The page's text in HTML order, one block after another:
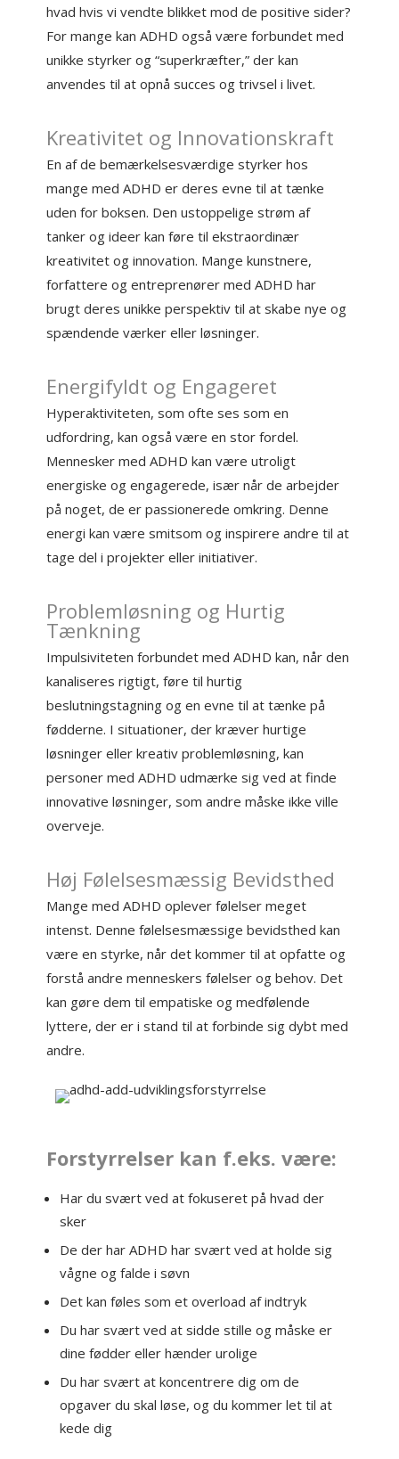
hvad hvis vi vendte blikket mod de positive sider?
For mange kan ADHD også være forbundet med
unikke styrker og “superkræfter,” der kan
anvendes til at opnå succes og trivsel i livet.
Kreativitet og Innovationskraft
En af de bemærkelsesværdige styrker hos
mange med ADHD er deres evne til at tænke
uden for boksen. Den ustoppelige strøm af
tanker og ideer kan føre til ekstraordinær
kreativitet og innovation. Mange kunstnere,
forfattere og entreprenører med ADHD har
brugt deres unikke perspektiv til at skabe nye og
spændende værker eller løsninger.
Energifyldt og Engageret
Hyperaktiviteten, som ofte ses som en
udfordring, kan også være en stor fordel.
Mennesker med ADHD kan være utroligt
energiske og engagerede, især når de arbejder
på noget, de er passionerede omkring. Denne
energi kan være smitsom og inspirere andre til at
tage del i projekter eller initiativer.
Problemløsning og Hurtig
Tænkning
Impulsiviteten forbundet med ADHD kan, når den
kanaliseres rigtigt, føre til hurtig
beslutningstagning og en evne til at tænke på
fødderne. I situationer, der kræver hurtige
løsninger eller kreativ problemløsning, kan
personer med ADHD udmærke sig ved at finde
innovative løsninger, som andre måske ikke ville
overveje.
Høj Følelsesmæssig Bevidsthed
Mange med ADHD oplever følelser meget
intenst. Denne følelsesmæssige bevidsthed kan
være en styrke, når det kommer til at opfatte og
forstå andre menneskers følelser og behov. Det
kan gøre dem til empatiske og medfølende
lyttere, der er i stand til at forbinde sig dybt med
andre.
Forstyrrelser kan f.eks. være:
Har du svært ved at fokuseret på hvad der
sker
De der har ADHD har svært ved at holde sig
vågne og falde i søvn
Det kan føles som et overload af indtryk
Du har svært ved at sidde stille og måske er
dine fødder eller hænder urolige
Du har svært at koncentrere dig om de
opgaver du skal løse, og du kommer let til at
kede dig